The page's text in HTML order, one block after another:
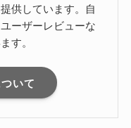
供しています。自
ーザーレビューな
す。
いて